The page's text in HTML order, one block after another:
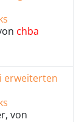
chba
erweiterten
von